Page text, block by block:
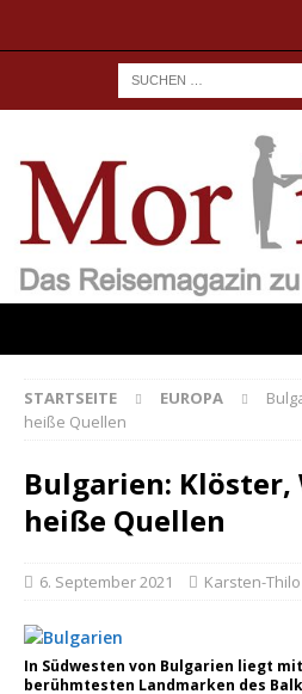
STARTSEITE EUROPA
heiße Quellen
Bulgarien: Klöster,
heiße Quellen
6. September 2021 Karsten-
In Südwesten von Bulgarien liegt
berühmtesten Landmarken des